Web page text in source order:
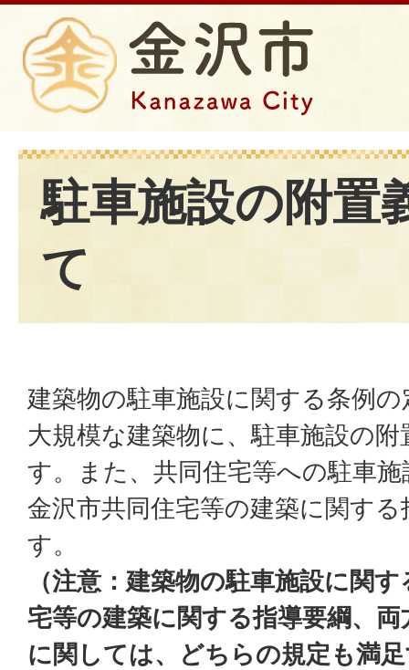
駐車施設の附置
て
建築物の駐車施設に関する条例
大規模な建築物に、駐車施設の
す。また、共同住宅等への駐車
金沢市共同住宅等の建築に関す
す。
（注意：建築物の駐車施設に関
宅等の建築に関する指導要綱、
に関しては、どちらの規定も満